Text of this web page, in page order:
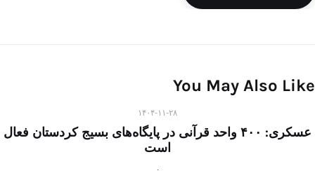
You May Also Like
۱۴۰۴-۱۱-۲۸
عسکری: ۴۰۰ واحد قرآنی در پایگاه‌های بسیج کردستان فعال
است